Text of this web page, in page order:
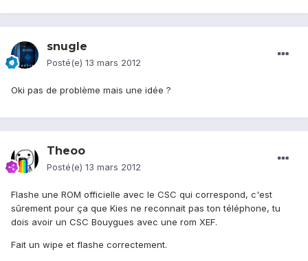
snugle
Posté(e) 13 mars 2012
Oki pas de problème mais une idée ?
Theoo
Posté(e) 13 mars 2012
Flashe une ROM officielle avec le CSC qui correspond, c'est
sûrement pour ça que Kies ne reconnait pas ton téléphone, tu
dois avoir un CSC Bouygues avec une rom XEF.
Fait un wipe et flashe correctement.